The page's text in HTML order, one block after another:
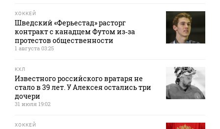
ХОККЕЙ
Шведский «Ферьестад» расторг
контракт с канадцем Футом из‑за
протестов общественности
1 августа 03:25
КХЛ
Известного российского вратаря не
стало в 39 лет. У Алексея остались три
дочери
31 июля 19:02
ХОККЕЙ